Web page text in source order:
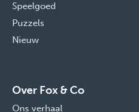
Speelgoed
Puzzels
Nieuw
Over Fox & Co
Ons verhaal